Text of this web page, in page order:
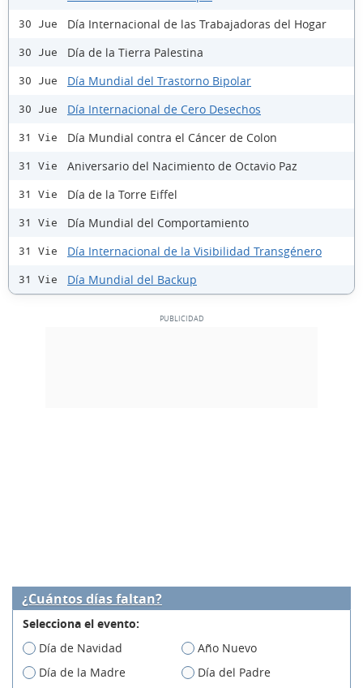
30 Jue Día Internacional de las Trabajadoras del Hogar
30 Jue Día de la Tierra Palestina
30 Jue Día Mundial del Trastorno Bipolar
30 Jue Día Internacional de Cero Desechos
31 Vie Día Mundial contra el Cáncer de Colon
31 Vie Aniversario del Nacimiento de Octavio Paz
31 Vie Día de la Torre Eiffel
31 Vie Día Mundial del Comportamiento
31 Vie Día Internacional de la Visibilidad Transgénero
31 Vie Día Mundial del Backup
¿Cuántos días faltan?
Selecciona el evento:
Día de Navidad
Año Nuevo
Día de la Madre
Día del Padre